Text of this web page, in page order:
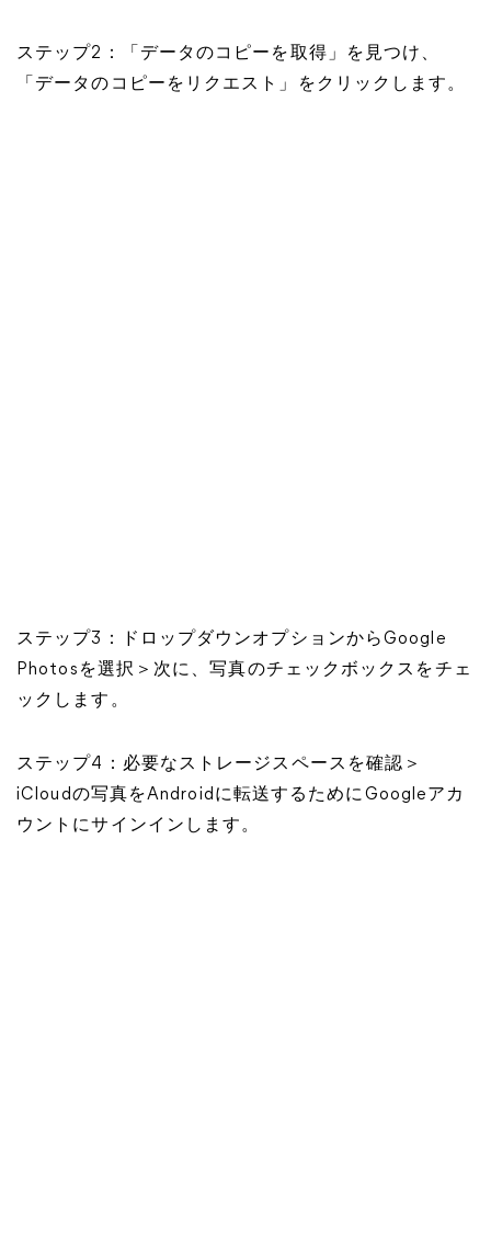
ステップ2：「データのコピーを取得」を見つけ、
「データのコピーをリクエスト」をクリックします。
ステップ3：ドロップダウンオプションからGoogle
Photosを選択＞次に、写真のチェックボックスをチェ
ックします。
ステップ4：必要なストレージスペースを確認＞
iCloudの写真をAndroidに転送するためにGoogleアカ
ウントにサインインします。